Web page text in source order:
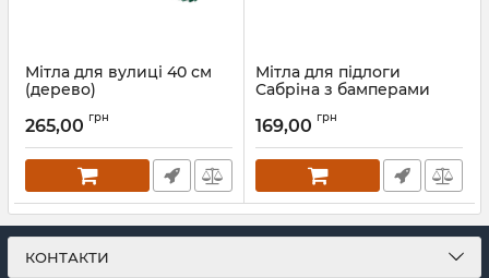
Мітла для вулиці 40 см
(дерево)
265,00 грн
Мітла для підлоги
Сабріна з бамперами
169,00 грн
КОНТАКТИ